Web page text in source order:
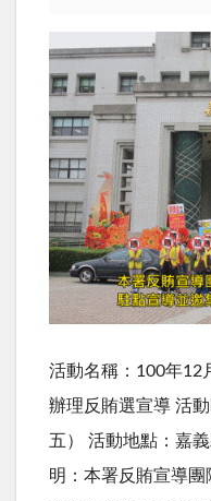
活動名稱：100年12
辦理反賄選宣導 活
五） 活動地點：嘉
明：本署反賄宣導